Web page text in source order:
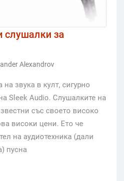
слушалки за
Alexandrov
на звука в култ, сигурно
Sleek Audio. Слушалките на
със своето високо
високи цени. Ето че
на аудиотехника (дали
пусна